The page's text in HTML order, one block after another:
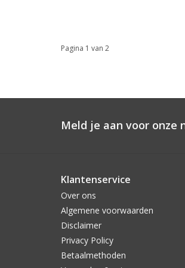
Pagina 1 van 2
Meld je aan voor onze
Klantenservice
Over ons
Algemene voorwaarden
Disclaimer
Privacy Policy
Betaalmethoden